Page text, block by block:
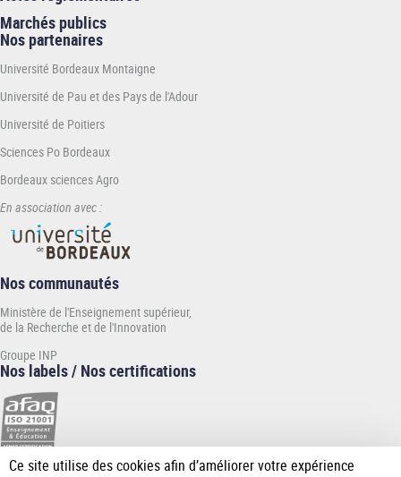
Marchés publics
Nos partenaires
Université Bordeaux Montaigne
Université de Pau et des Pays de l'Adour
Université de Poitiers
Sciences Po Bordeaux
Bordeaux sciences Agro
En association avec :
Nos communautés
Ministère de l'Enseignement supérieur,
de la Recherche et de l'Innovation
Groupe INP
Nos labels / Nos certifications
Ce site utilise des cookies afin d’améliorer votre expérience